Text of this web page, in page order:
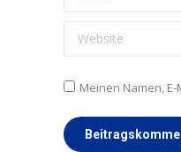
Website
Meinen Namen,